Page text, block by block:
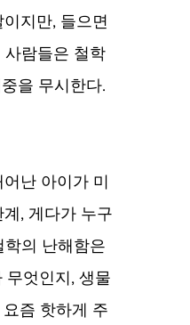
지만, 들으면
사람들은 철학
을 무시한다.
난 아이가 미
, 게다가 누구
의 난해함은
무엇인지, 생물
즘 핫하게 주